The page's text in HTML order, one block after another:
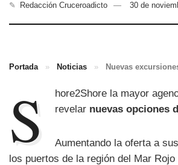
✎ Redacción Cruceroadicto 30 de
Portada » Noticias » Nuevas
S hore2Shore la mayor
revelar nuevas opciones
Aumentando la oferta a sus
los puertos de la región del Mar Rojo